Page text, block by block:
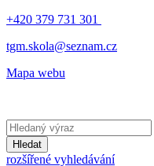
+420 379 731 301
tgm.skola@seznam.cz
Mapa webu
Hledat
rozšířené vyhledávání